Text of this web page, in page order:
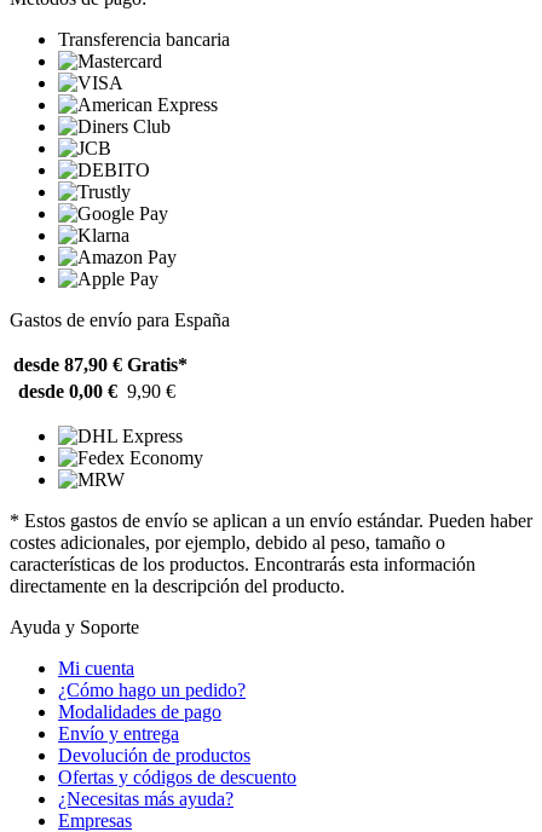
Transferencia bancaria
Gastos de envío para España
desde 87,90 € Gratis*
desde 0,00 € 9,90 €
* Estos gastos de envío se aplican a un envío estándar. Pueden haber
costes adicionales, por ejemplo, debido al peso, tamaño o
características de los productos. Encontrarás esta información
directamente en la descripción del producto.
Ayuda y Soporte
Mi cuenta
¿Cómo hago un pedido?
Modalidades de pago
Envío y entrega
Devolución de productos
Ofertas y códigos de descuento
¿Necesitas más ayuda?
Empresas